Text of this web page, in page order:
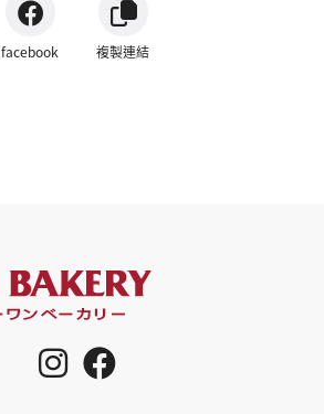
facebook 複製連結